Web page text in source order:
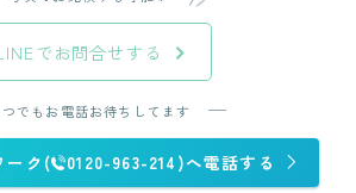
でお問合せする
つでもお電話お待ちしてます
ーク( 0120-963-214)へ電話する